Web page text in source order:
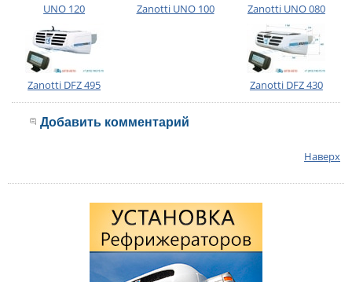
UNO 120 Zanotti UNO 100 Zanotti UNO 080
Zanotti DFZ 495 Zanotti DFZ 430
Добавить комментарий
Наверх